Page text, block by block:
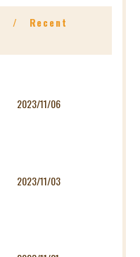
Recent
2023/11/06
2023/11/03